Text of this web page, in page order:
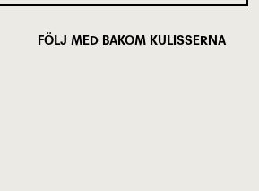
FÖLJ MED BAKOM KULISSERNA